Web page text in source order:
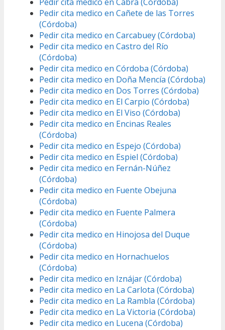
Pedir cita medico en Cañete de las Torres
(Córdoba)
Pedir cita medico en Carcabuey (Córdoba)
Pedir cita medico en Castro del Río
(Córdoba)
Pedir cita medico en Córdoba (Córdoba)
Pedir cita medico en Doña Mencía (Córdoba)
Pedir cita medico en Dos Torres (Córdoba)
Pedir cita medico en El Carpio (Córdoba)
Pedir cita medico en El Viso (Córdoba)
Pedir cita medico en Encinas Reales
(Córdoba)
Pedir cita medico en Espejo (Córdoba)
Pedir cita medico en Espiel (Córdoba)
Pedir cita medico en Fernán-Núñez
(Córdoba)
Pedir cita medico en Fuente Obejuna
(Córdoba)
Pedir cita medico en Fuente Palmera
(Córdoba)
Pedir cita medico en Hinojosa del Duque
(Córdoba)
Pedir cita medico en Hornachuelos
(Córdoba)
Pedir cita medico en Iznájar (Córdoba)
Pedir cita medico en La Carlota (Córdoba)
Pedir cita medico en La Rambla (Córdoba)
Pedir cita medico en La Victoria (Córdoba)
Pedir cita medico en Lucena (Córdoba)